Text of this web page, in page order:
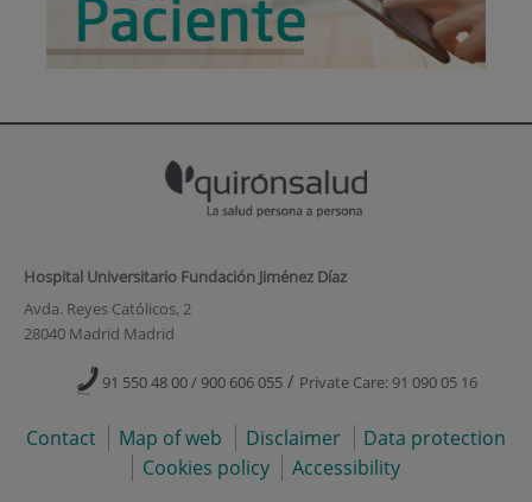
Hospital Universitario Fundación Jiménez Díaz
Avda. Reyes Católicos, 2
28040 Madrid Madrid
91 550 48 00 / 900 606 055 / Private Care: 91 090 05 16
Contact Map of web Disclaimer
Data protection
Cookies policy
Accessibility